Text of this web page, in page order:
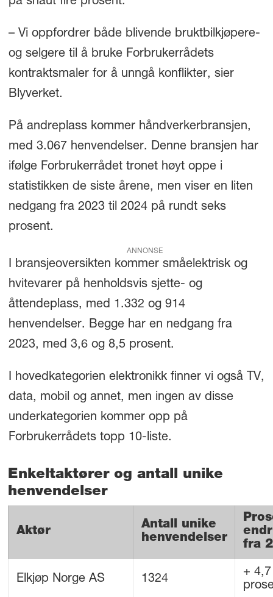
– Vi oppfordrer både blivende bruktbilkjøpere-
og selgere til å bruke Forbrukerrådets
kontraktsmaler for å unngå konflikter, sier
Blyverket.
På andreplass kommer håndverkerbransjen,
med 3.067 henvendelser. Denne bransjen har
ifølge Forbrukerrådet tronet høyt oppe i
statistikken de siste årene, men viser en liten
nedgang fra 2023 til 2024 på rundt seks
prosent.
ANNONSE
I bransjeoversikten kommer småelektrisk og
hvitevarer på henholdsvis sjette- og
åttendeplass, med 1.332 og 914
henvendelser. Begge har en nedgang fra
2023, med 3,6 og 8,5 prosent.
I hovedkategorien elektronikk finner vi også TV,
data, mobil og annet, men ingen av disse
underkategorien kommer opp på
Forbrukerrådets topp 10-liste.
Enkeltaktører og antall unike
henvendelser
Aktør
Antall unike
henvendelser
fra
Elkjøp Norge AS 1324
+ 4,7